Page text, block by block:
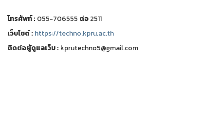
โทรศัพท์ : 055-706555 ต่อ2511
เว็บไชต์ : https://techno.kpru.ac.th
ติดต่อผู้ดูแลเว็บ : kprutechno5@gmail.com